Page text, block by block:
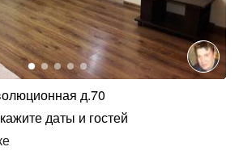
д.70
даты и гостей